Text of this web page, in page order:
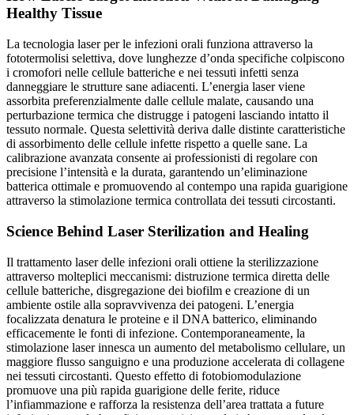
Healthy Tissue
La tecnologia laser per le infezioni orali funziona attraverso la
fototermolisi selettiva, dove lunghezze d’onda specifiche colpiscono
i cromofori nelle cellule batteriche e nei tessuti infetti senza
danneggiare le strutture sane adiacenti. L’energia laser viene
assorbita preferenzialmente dalle cellule malate, causando una
perturbazione termica che distrugge i patogeni lasciando intatto il
tessuto normale. Questa selettività deriva dalle distinte caratteristiche
di assorbimento delle cellule infette rispetto a quelle sane. La
calibrazione avanzata consente ai professionisti di regolare con
precisione l’intensità e la durata, garantendo un’eliminazione
batterica ottimale e promuovendo al contempo una rapida guarigione
attraverso la stimolazione termica controllata dei tessuti circostanti.
Science Behind Laser Sterilization and Healing
Il trattamento laser delle infezioni orali ottiene la sterilizzazione
attraverso molteplici meccanismi: distruzione termica diretta delle
cellule batteriche, disgregazione dei biofilm e creazione di un
ambiente ostile alla sopravvivenza dei patogeni. L’energia
focalizzata denatura le proteine e il DNA batterico, eliminando
efficacemente le fonti di infezione. Contemporaneamente, la
stimolazione laser innesca un aumento del metabolismo cellulare, un
maggiore flusso sanguigno e una produzione accelerata di collagene
nei tessuti circostanti. Questo effetto di fotobiomodulazione
promuove una più rapida guarigione delle ferite, riduce
l’infiammazione e rafforza la resistenza dell’area trattata a future